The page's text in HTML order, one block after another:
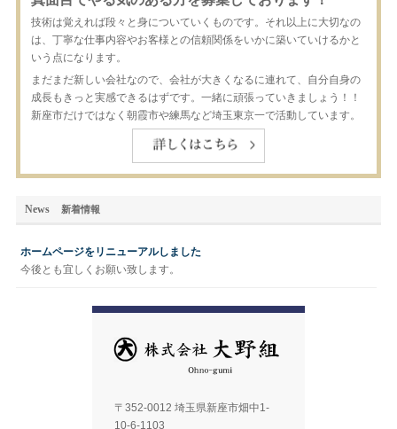
技術は覚えれば段々と身についていくものです。それ以上に大切なの
は、丁寧な仕事内容やお客様との信頼関係をいかに築いていけるかと
いう点になります。
まだまだ新しい会社なので、会社が大きくなるに連れて、自分自身の
成長もきっと実感できるはずです。一緒に頑張っていきましょう！！
新座市だけではなく朝霞市や練馬など埼玉東京一で活動しています。
News 新着情報
ホームページをリニューアルしました
今後とも宜しくお願い致します。
〒352-0012 埼玉県新座市畑中1-
10-6-1103